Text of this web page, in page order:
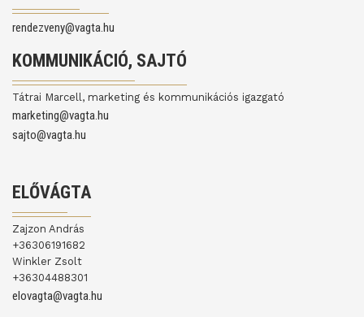
rendezveny@vagta.hu
KOMMUNIKÁCIÓ, SAJTÓ
Tátrai Marcell, marketing és kommunikációs igazgató
marketing@vagta.hu
sajto@vagta.hu
ELŐVÁGTA
Zajzon András
+36306191682
Winkler Zsolt
+36304488301
elovagta@vagta.hu